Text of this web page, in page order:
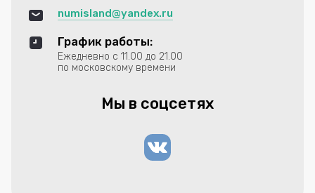
numisland@yandex.ru
График работы:
Ежедневно с 11.00 до 21.00
по московскому времени
Мы в соцсетях